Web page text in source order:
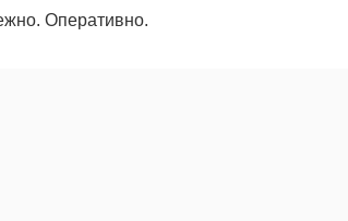
Оперативно.